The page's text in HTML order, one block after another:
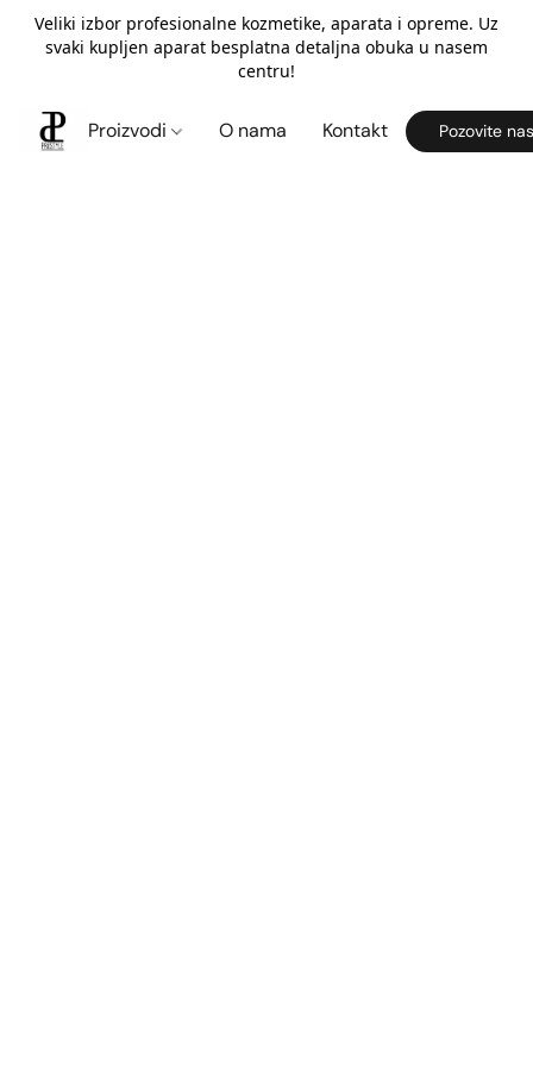
Veliki izbor profesionalne kozmetike, aparata i opreme. Uz
svaki kupljen aparat besplatna detaljna obuka u nasem
centru!
Proizvodi O nama Kontakt Pozovite